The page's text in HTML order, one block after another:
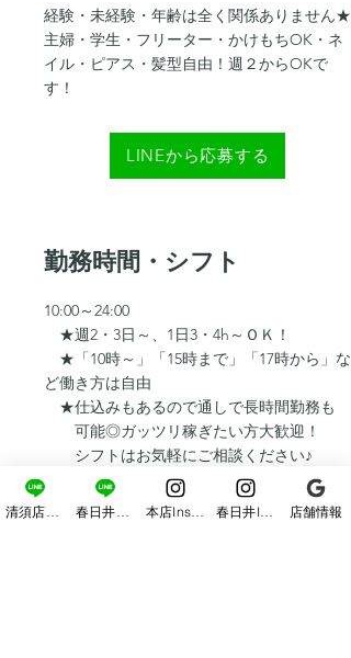
経験・未経験・年齢は全く関係ありません★
主婦・学生・フリーター・かけもちOK・ネ
イル・ピアス・髪型自由！週２からOKで
す！
LINEから応募する
勤務時間・シフト
10:00～24:00
★週2・3日～、1日3・4h～ＯＫ！
★「10時～」「15時まで」「17時から」な
ど働き方は自由
★仕込みもあるので通しで長時間勤務も
可能◎ガッツリ稼ぎたい方大歓迎！
シフトはお気軽にご相談ください♪
「授業終わりに」「学校がない土日メイン
で」
店舗情報